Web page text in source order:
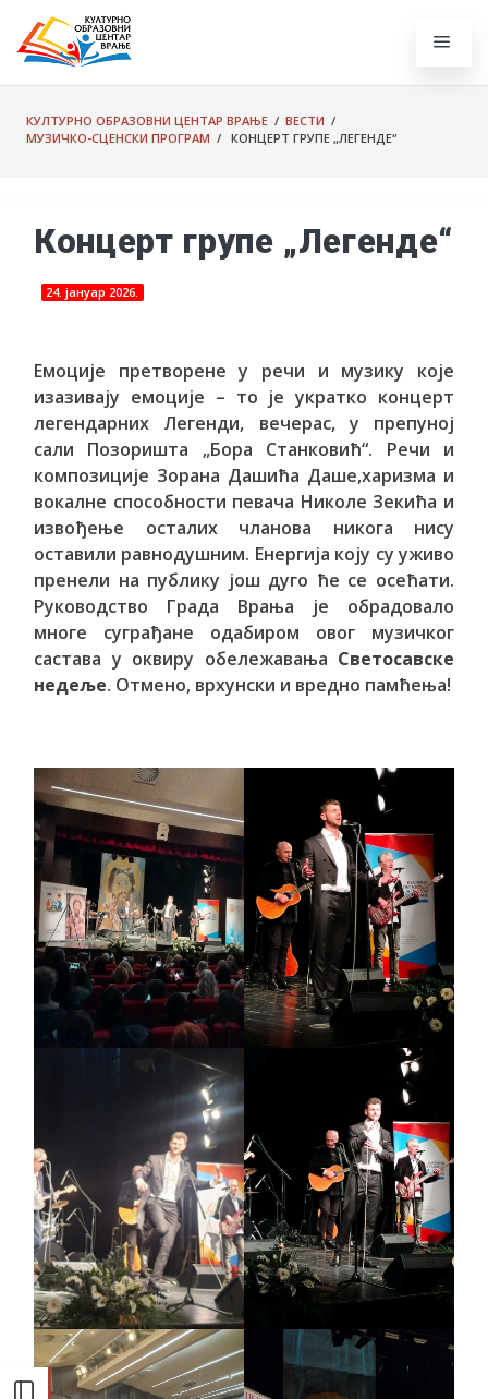
КУЛТУРНО ОБРАЗОВНИ ЦЕНТАР ВРАЊЕ / ВЕСТИ /
МУЗИЧКО-СЦЕНСКИ ПРОГРАМ / КОНЦЕРТ ГРУПЕ „ЛЕГЕНДЕ“
Концерт групе „Легенде“
24. јануар 2026.
Емоције претворене у речи и музику које
изазивају емоције – то је укратко концерт
легендарних Легенди, вечерас, у препуној
сали Позоришта „Бора Станковић“. Речи и
композиције Зорана Дашића Даше,харизма и
вокалне способности певача Николе Зекића и
извођење осталих чланова никога нису
оставили равнодушним. Енергија коју су уживо
пренели на публику још дуго ће се осећати.
Руководство Града Врања је обрадовало
многе суграђане одабиром овог музичког
састава у оквиру обележавања Светосавске
недеље. Отмено, врхунски и вредно памћења!